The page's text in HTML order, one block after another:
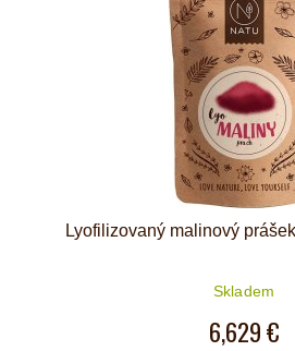
Lyofilizovaný malinový
Skladem
6,629 €